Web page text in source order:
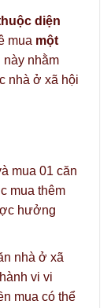
diện
mua một
này nhằm
nhà ở xã hội
mua 01 căn
mua thêm
hưởng
nhà ở xã
vi vi
mua có thể